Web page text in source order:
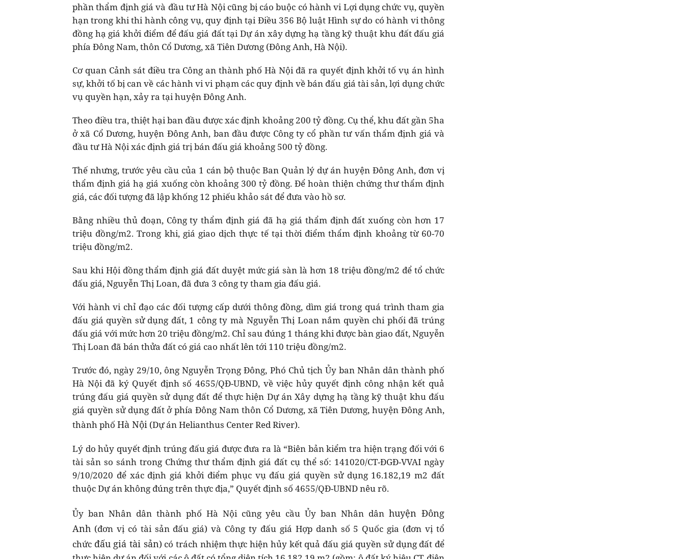
phần thẩm định giá và đầu tư Hà Nội cũng bị cáo buộc có hành vi Lợi dụng chức vụ, quyền
hạn trong khi thi hành công vụ, quy định tại Điều 356 Bộ luật Hình sự do có hành vi thông
đồng hạ giá khởi điểm để đấu giá đất tại Dự án xây dựng hạ tầng kỹ thuật khu đất đấu giá
phía Đông Nam, thôn Cổ Dương, xã Tiên Dương (Đông Anh, Hà Nội).
Cơ quan Cảnh sát điều tra Công an thành phố Hà Nội đã ra quyết định khởi tố vụ án hình
sự, khởi tố bị can về các hành vi vi phạm các quy định về bán đấu giá tài sản, lợi dụng chức
vụ quyền hạn, xảy ra tại huyện Đông Anh.
Theo điều tra, thiệt hại ban đầu được xác định khoảng 200 tỷ đồng. Cụ thể, khu đất gần 5ha
ở xã Cổ Dương, huyện Đông Anh, ban đầu được Công ty cổ phần tư vấn thẩm định giá và
đầu tư Hà Nội xác định giá trị bán đấu giá khoảng 500 tỷ đồng.
Thế nhưng, trước yêu cầu của 1 cán bộ thuộc Ban Quản lý dự án huyện Đông Anh, đơn vị
thẩm định giá hạ giá xuống còn khoảng 300 tỷ đồng. Để hoàn thiện chứng thư thẩm định
giá, các đối tượng đã lập khống 12 phiếu khảo sát để đưa vào hồ sơ.
Bằng nhiều thủ đoạn, Công ty thẩm định giá đã hạ giá thẩm định đất xuống còn hơn 17
triệu đồng/m2. Trong khi, giá giao dịch thực tế tại thời điểm thẩm định khoảng từ 60-70
triệu đồng/m2.
Sau khi Hội đồng thẩm định giá đất duyệt mức giá sàn là hơn 18 triệu đồng/m2 để tổ chức
đấu giá, Nguyễn Thị Loan, đã đưa 3 công ty tham gia đấu giá.
Với hành vi chỉ đạo các đối tượng cấp dưới thông đồng, dìm giá trong quá trình tham gia
đấu giá quyền sử dụng đất, 1 công ty mà Nguyễn Thị Loan nắm quyền chi phối đã trúng
đấu giá với mức hơn 20 triệu đồng/m2. Chỉ sau đúng 1 tháng khi được bàn giao đất, Nguyễn
Thị Loan đã bán thửa đất có giá cao nhất lên tới 110 triệu đồng/m2.
Trước đó, ngày 29/10, ông Nguyễn Trọng Đông, Phó Chủ tịch Ủy ban Nhân dân thành phố
Hà Nội đã ký Quyết định số 4655/QĐ-UBND, về việc hủy quyết định công nhận kết quả
trúng đấu giá quyền sử dụng đất để thực hiện Dự án Xây dựng hạ tầng kỹ thuật khu đấu
giá quyền sử dụng đất ở phía Đông Nam thôn Cổ Dương, xã Tiên Dương, huyện Đông Anh,
thành phốHà Nội (Dự án Helianthus Center Red River).
Lý do hủy quyết định trúng đấu giá được đưa ra là “Biên bản kiểm tra hiện trạng đối với 6
tài sản so sánh trong Chứng thư thẩm định giá đất cụ thể số: 141020/CT-ĐGĐ-VVAI ngày
9/10/2020 để xác định giá khởi điểm phục vụ đấu giá quyền sử dụng 16.182,19 m2 đất
thuộc Dự án không đúng trên thực địa,” Quyết định số 4655/QĐ-UBND nêu rõ.
Ủy ban Nhân dân thành phố Hà Nội cũng yêu cầu Ủy ban Nhân dânhuyện Đông
Anh (đơn vị có tài sản đấu giá) và Công ty đấu giá Hợp danh số 5 Quốc gia (đơn vị tổ
chức đấu giá tài sản) có trách nhiệm thực hiện hủy kết quả đấu giá quyền sử dụng đất để